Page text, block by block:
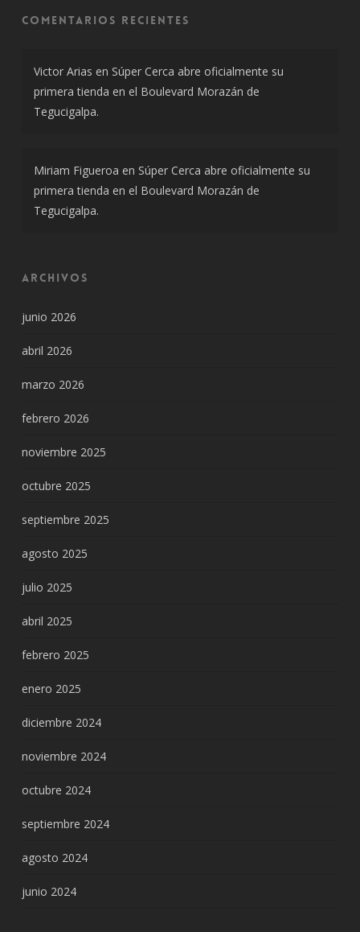
Comentarios recientes
Victor Arias en Súper Cerca abre oficialmente su
primera tienda en el Boulevard Morazán de
Tegucigalpa.
Miriam Figueroa en Súper Cerca abre oficialmente su
primera tienda en el Boulevard Morazán de
Tegucigalpa.
Archivos
junio 2026
abril 2026
marzo 2026
febrero 2026
noviembre 2025
octubre 2025
septiembre 2025
agosto 2025
julio 2025
abril 2025
febrero 2025
enero 2025
diciembre 2024
noviembre 2024
octubre 2024
septiembre 2024
agosto 2024
junio 2024